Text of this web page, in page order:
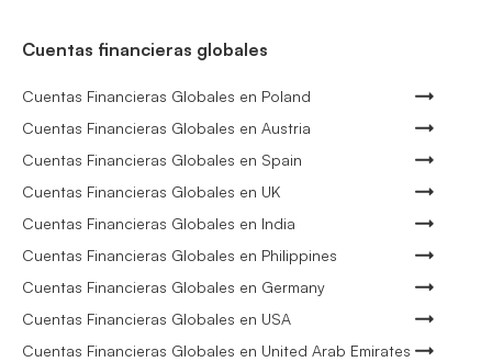
Cuentas financieras globales
Cuentas Financieras Globales en Poland
Cuentas Financieras Globales en Austria
Cuentas Financieras Globales en Spain
Cuentas Financieras Globales en UK
Cuentas Financieras Globales en India
Cuentas Financieras Globales en Philippines
Cuentas Financieras Globales en Germany
Cuentas Financieras Globales en USA
Cuentas Financieras Globales en United Arab Emirates